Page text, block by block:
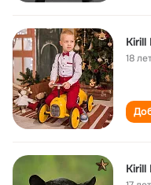
Kirill
18
Kirill